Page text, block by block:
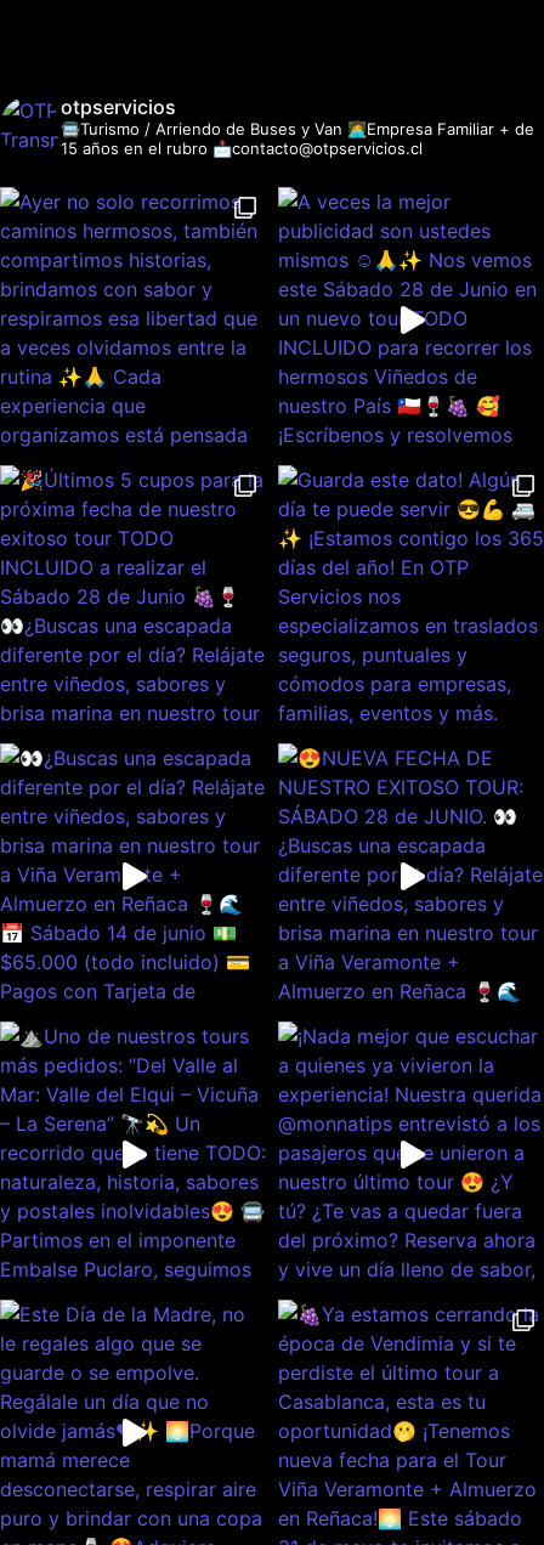
otpservicios
🚍Turismo / Arriendo de Buses y Van 👩‍💻Empresa Familiar + de
15 años en el rubro 📩contacto@otpservicios.cl